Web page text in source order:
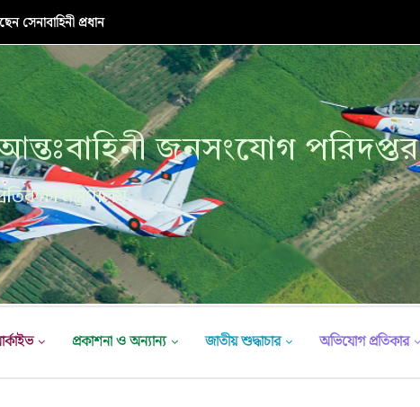
সেনাবাহিনী প্রধান
জনসংযোগ পরিদপ্তর
মন্ত্রণালয়
প্রকাশনা ও অন্যান্য জাতীয় শুদ্ধাচার অভিযোগ প্রতিকার